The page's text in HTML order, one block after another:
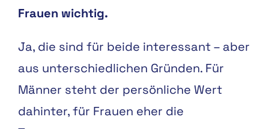
Frauen wichtig.
Ja, die sind für beide interessant – aber
aus unterschiedlichen Gründen. Für
Männer steht der persönliche Wert
dahinter, für Frauen eher die